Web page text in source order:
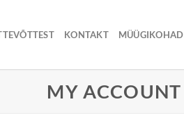
KONTAKT MÜÜGIKOHAD
MY ACCOUNT